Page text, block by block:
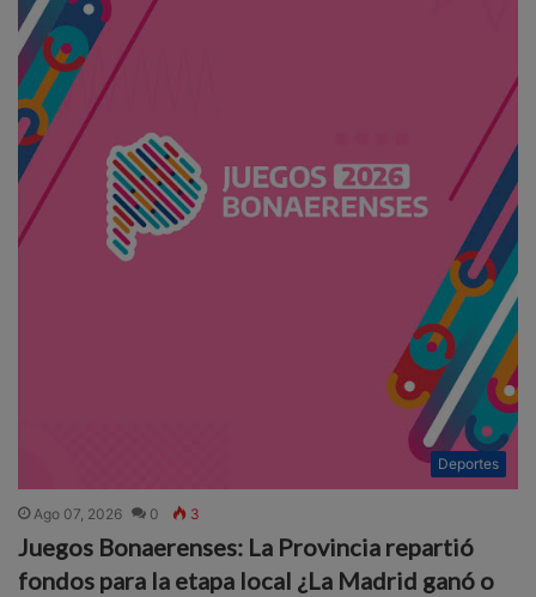
Deportes
Ago 07, 2026 0 3
Juegos Bonaerenses: La Provincia repartió
fondos para la etapa local ¿La Madrid ganó o